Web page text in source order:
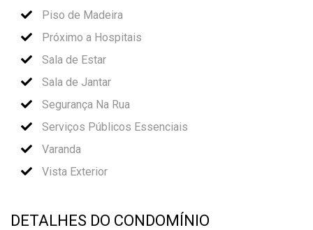
Piso de Madeira
Próximo a Hospitais
Sala de Estar
Sala de Jantar
Segurança Na Rua
Serviços Públicos Essenciais
Varanda
Vista Exterior
DETALHES DO CONDOMÍNIO